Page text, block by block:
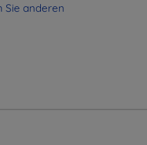
Sie anderen